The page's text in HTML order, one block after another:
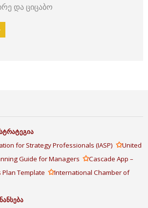
და ციცაბო
for Strategy Professionals (IASP) ✩United
Guide for Managers ✩Cascade App –
Template ✩International Chamber of